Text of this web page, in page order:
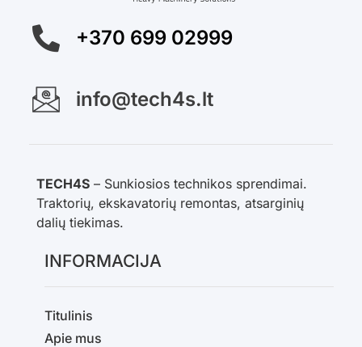
+370 699 02999
info@tech4s.lt
TECH4S – Sunkiosios technikos sprendimai.
Traktorių, ekskavatorių remontas, atsarginių
dalių tiekimas.
INFORMACIJA
Titulinis
Apie mus